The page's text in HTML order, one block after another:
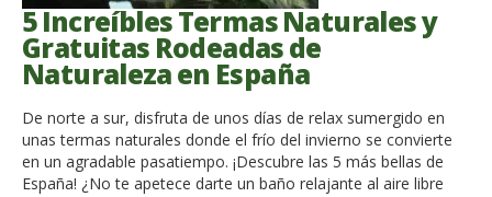
5 Increíbles Termas Naturales y
Gratuitas Rodeadas de
Naturaleza en España
De norte a sur, disfruta de unos días de relax sumergido en
unas termas naturales donde el frío del invierno se convierte
en un agradable pasatiempo. ¡Descubre las 5 más bellas de
España! ¿No te apetece darte un baño relajante al aire libre